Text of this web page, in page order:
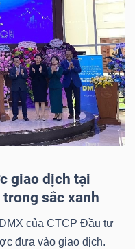
giao dịch tại
trong sắc xanh
của CTCP Đầu tư
đưa vào giao dịch.